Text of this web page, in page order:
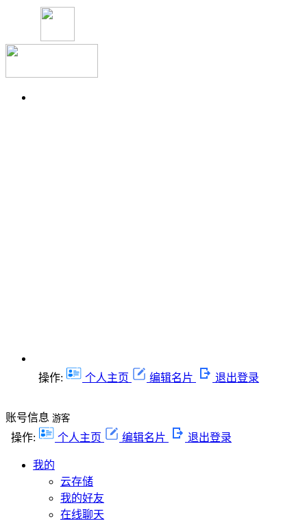
操作: 个人主页 编辑名片 退出登录
账号信息 游客
操作: 个人主页 编辑名片 退出登录
我的
云存储
我的好友
在线聊天